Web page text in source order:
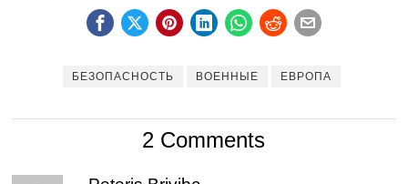
БЕЗОПАСНОСТЬ ВОЕННЫЕ ЕВРОПА
2 Comments